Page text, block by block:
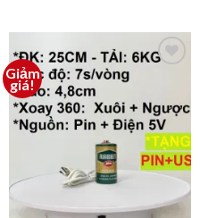
Giảm
giá!
yêu
thích